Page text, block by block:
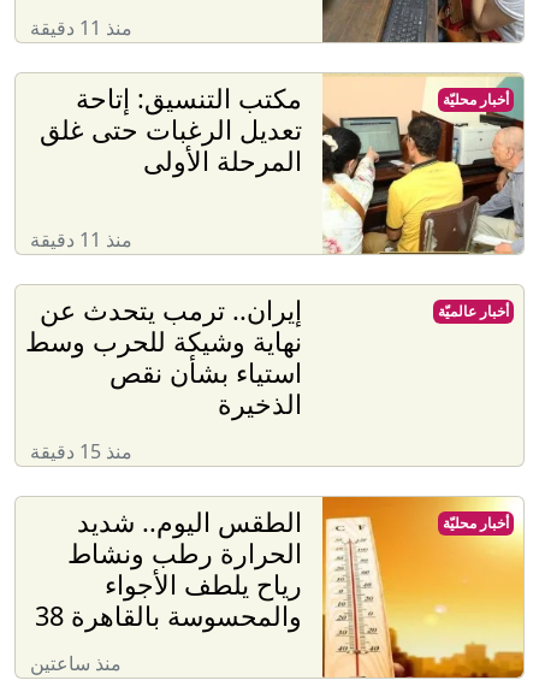
منذ 11 دقيقة
مكتب التنسيق: إتاحة
تعديل الرغبات حتى غلق
المرحلة الأولى
منذ 11 دقيقة
أخبار محليّة
إيران.. ترمب يتحدث عن
نهاية وشيكة للحرب وسط
استياء بشأن نقص
الذخيرة
منذ 15 دقيقة
أخبار عالميّة
الطقس اليوم.. شديد
الحرارة رطب ونشاط
رياح يلطف الأجواء
والمحسوسة بالقاهرة 38
منذ ساعتين
أخبار محليّة